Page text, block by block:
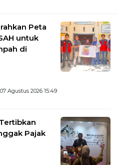
Peta
untuk
di
Agustus 2026 15:49
Pajak